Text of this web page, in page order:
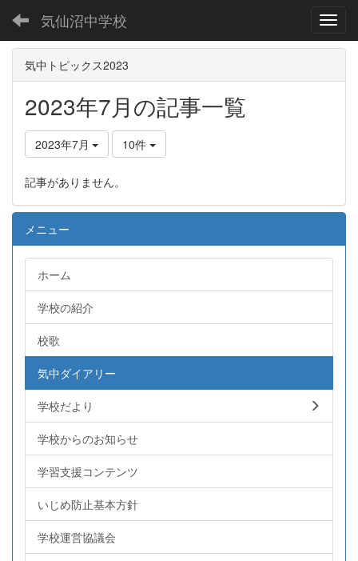
気仙沼中学校
気中トピックス2023
2023年7月の記事一覧
2023年7月 10件
記事がありません。
メニュー
ホーム
学校の紹介
校歌
気中ダイアリー
学校だより
学校からのお知らせ
学習支援コンテンツ
いじめ防止基本方針
学校運営協議会